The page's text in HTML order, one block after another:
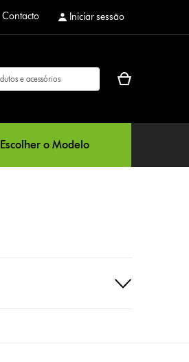
Contacto Iniciar sessão
O
de
Escolher o Modelo